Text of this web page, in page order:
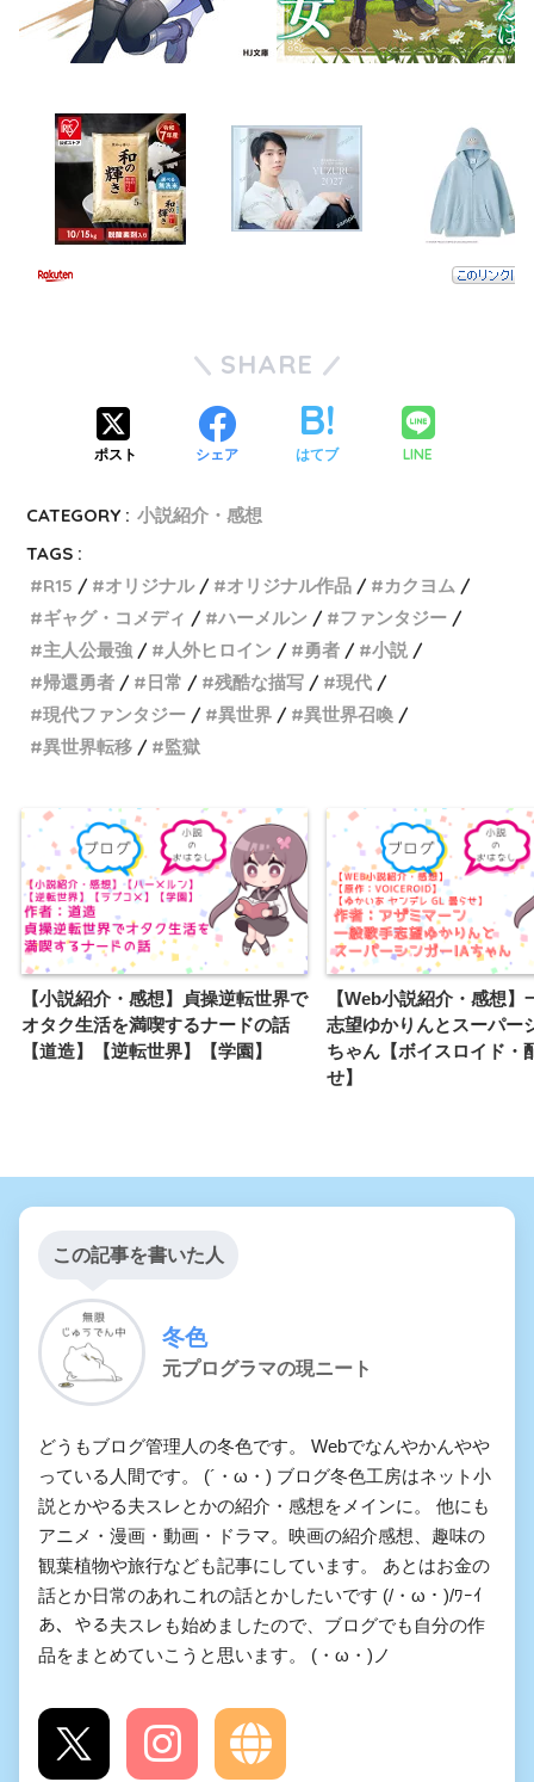
SHARE
ポスト シェア はてブ LINE
CATEGORY : 小説紹介・感想
TAGS :
R15
オリジナル オリジナル作品
カクヨム
ギャグ・コメディ
ハーメルン
ファンタジー
主人公最強
人外ヒロイン 勇者
小説
帰還勇者
日常 残酷な描写
現代
現代ファンタジー
異世界
異世界召喚
異世界転移
監獄
【小説紹介・感想】貞操逆転世界で
オタク生活を満喫するナードの話
【道造】【逆転世界】【学園】
【Web小説紹介・感想】
志望ゆかりんとスーパー
ちゃん【ボイスロイド・
せ】
この記事を書いた人
冬色
元プログラマの現ニート
どうもブログ管理人の冬色です。 Webでなんやかんやや
っている人間です。 (´・ω・) ブログ冬色工房はネット小
説とかやる夫スレとかの紹介・感想をメインに。 他にも
アニメ・漫画・動画・ドラマ。映画の紹介感想、趣味の
観葉植物や旅行なども記事にしています。 あとはお金の
話とか日常のあれこれの話とかしたいです (/・ω・)/ﾜｰｲ
あ、やる夫スレも始めましたので、ブログでも自分の作
品をまとめていこうと思います。 (・ω・)ノ